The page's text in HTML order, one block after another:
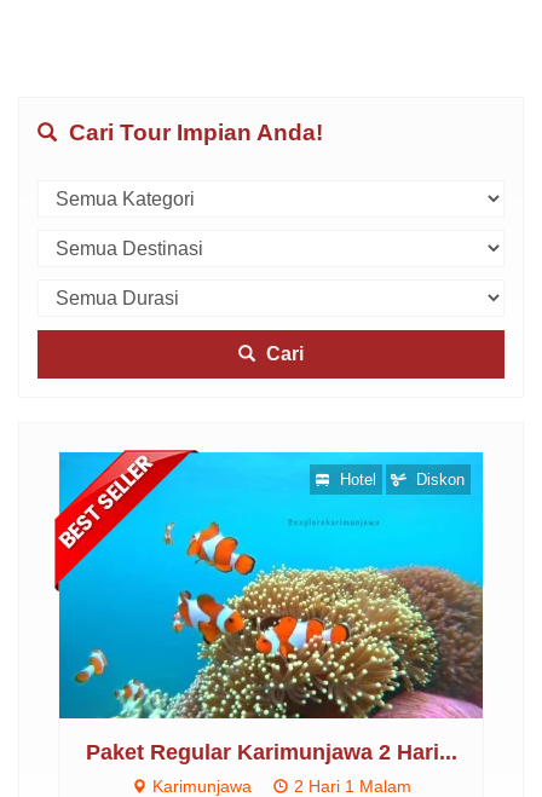
Cari Tour Impian Anda!
Cari
Paket Regular Karimunjawa 2 Hari...
Karimunjawa 2 Hari 1 Malam
Hotel Diskon